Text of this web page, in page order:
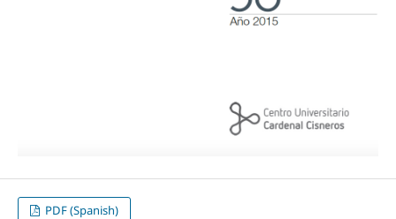
PDF (Spanish)